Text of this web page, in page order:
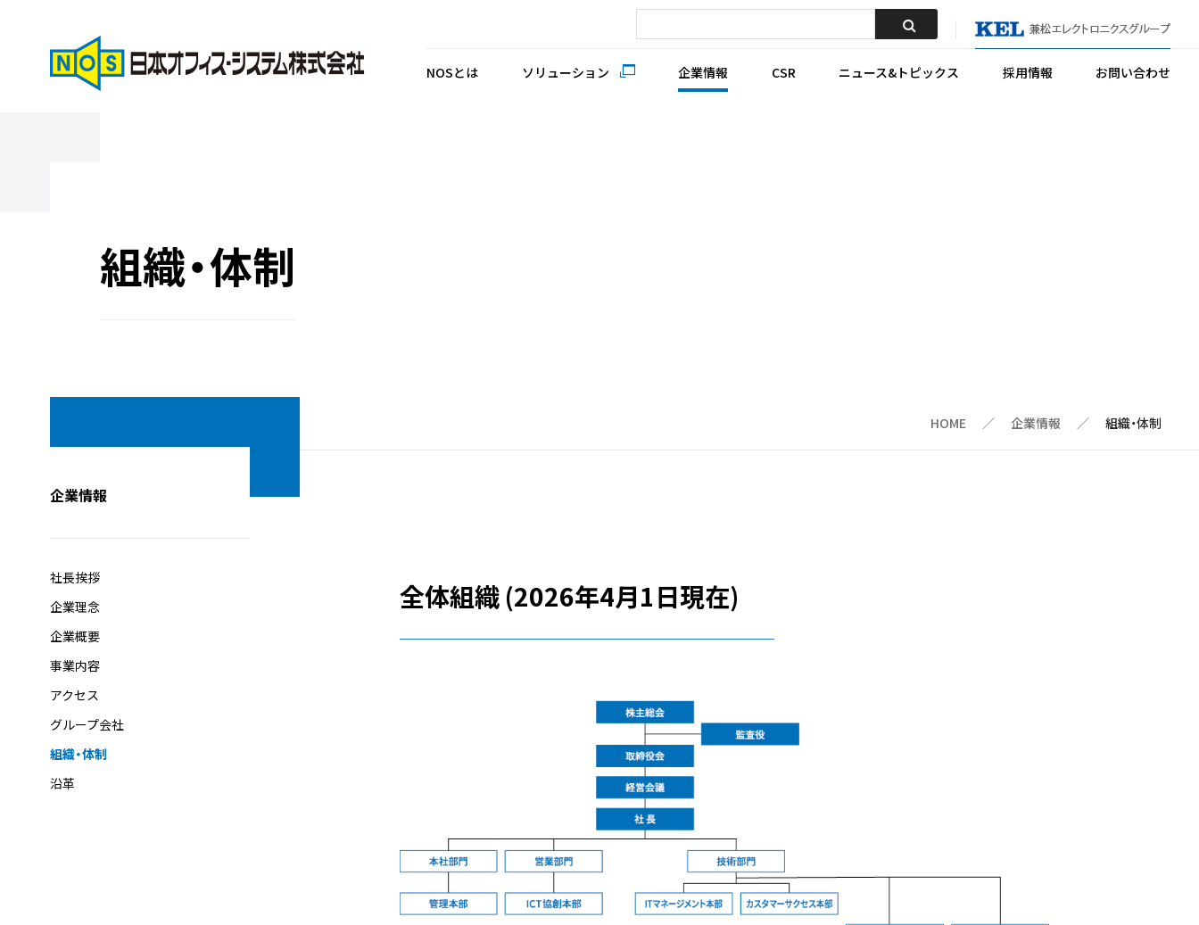
NOSとは ソリューション 企業情報 CSR ニュース&トピックス 採用情報 お問い合わせ
組織・体制
HOME 企業情報 組織・体制
全体組織 (2026年4月1日現在)
企業情報
社長挨拶
企業理念
企業概要
事業内容
アクセス
グループ会社
組織・体制
沿革